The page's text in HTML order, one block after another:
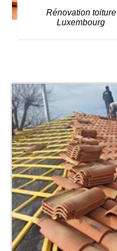
Rénovation toiture
Luxembourg